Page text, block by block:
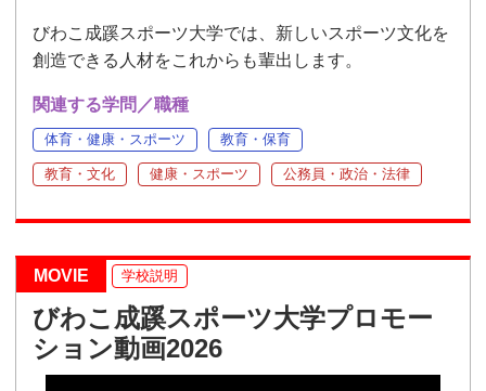
びわこ成蹊スポーツ大学では、新しいスポーツ文化を
創造できる人材をこれからも輩出します。
関連する学問／職種
体育・健康・スポーツ 教育・保育
教育・文化 健康・スポーツ 公務員・政治・法律
MOVIE 学校説明
びわこ成蹊スポーツ大学プロモー
ション動画2026